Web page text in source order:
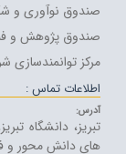
صندوق نوآوری و
صندوق پژوهش و
مرکز
اطلاعات تماس :
آدرس:
تبریز، دانشگاه
های دانش محور و